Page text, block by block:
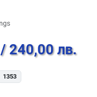
/ 240,00 лв.
1353